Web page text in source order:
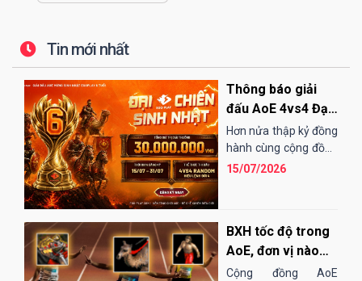
Tin mới nhất
Thông báo giải
đấu AoE 4vs4 Đại
Chiến Sinh Nhật
EGOPLAY
Hơn nửa thập kỷ đồng
hành cùng cộng đồng
AoE Việt Nam,
15/07/2026
BXH tốc độ trong
AoE, đơn vị nào
"chạy" nhanh
Cộng đồng AoE